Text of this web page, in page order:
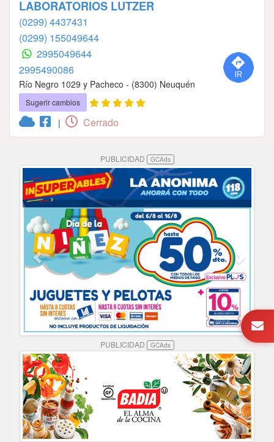
LABORATORIOS LUTZER
(0299) 4437431
(0299) 155049644
2995049644
2995490086
Río Negro 1029 y Pacheco - (8300) Neuquén
Sugerir cambios
| Cerrado
PUBLICIDAD GCAds
PUBLICIDAD GCAds